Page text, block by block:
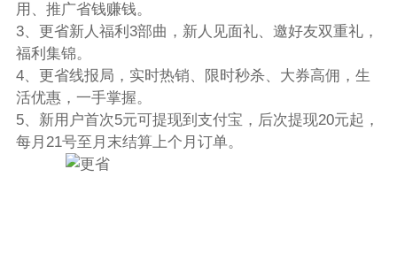
用、推广省钱赚钱。
3、更省新人福利3部曲，新人见面礼、邀好友双重礼，
福利集锦。
4、更省线报局，实时热销、限时秒杀、大券高佣，生
活优惠，一手掌握。
5、新用户首次5元可提现到支付宝，后次提现20元起，
每月21号至月末结算上个月订单。